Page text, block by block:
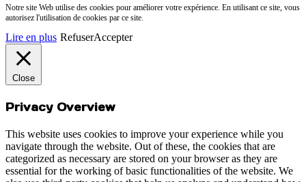
Notre site Web utilise des cookies pour améliorer votre expérience. En utilisant ce site, vous
autorisez l'utilisation de cookies par ce site.
Lire en plus RefuserAccepter
Close
Privacy Overview
This website uses cookies to improve your experience while you
navigate through the website. Out of these, the cookies that are
categorized as necessary are stored on your browser as they are
essential for the working of basic functionalities of the website. We